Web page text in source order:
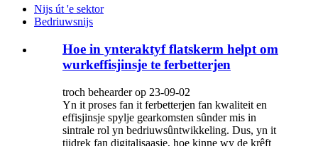
Nijs út 'e sektor
Bedriuwsnijs
Hoe in ynteraktyf flatskerm helpt om
wurkeffisjinsje te ferbetterjen
troch behearder op 23-09-02
Yn it proses fan it ferbetterjen fan kwaliteit en
effisjinsje spylje gearkomsten sûnder mis in
sintrale rol yn bedriuwsûntwikkeling. Dus, yn it
tiidrek fan digitalisaasje, hoe kinne wy de krêft